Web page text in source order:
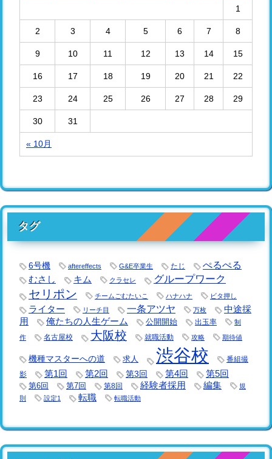
« 10月
1
2 3 4 5 6 7 8
9 10 11 12 13 14 15
16 17 18 19 20 21 22
23 24 25 26 27 28 29
30 31
タグ
6号機 aftereffects G&E卒業生 たじ ぺるぺる
むさし キム クラセレ グループワーク
セリポン チームごむたいこ ハナハナ ビタ押し
ライター リーチ目 一条アツヤ 万枚
中途採
用
俺たちの人生ゲーム 公開開始 出玉率 制
作 名古屋校 大阪校 就職活動 攻略 期待値
機種マスターへの道 求人 渋谷校
番組撮
影
第1回 第2回 第3回 第4回 第5回
第6回 第7回 第8回 経験者採用 編集
規
則
設定1 転職 転職活動